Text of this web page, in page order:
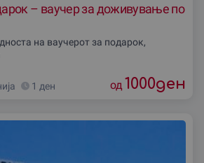
– ваучер за доживување по
на ваучерот за подарок,
1 ден од 1000ден